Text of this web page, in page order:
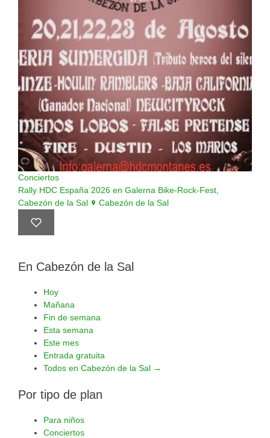
Conciertos
Rally HDC España 2026 en Galerna Bike-Rock-Fest,
Cabezón de la Sal
Cabezón de la Sal
En Cabezón de la Sal
Hoy
Mañana
Fin de semana
Esta semana
Este mes
Entrada gratuita
Todos en Cabezón de la Sal →
Por tipo de plan
Para niños
Conciertos